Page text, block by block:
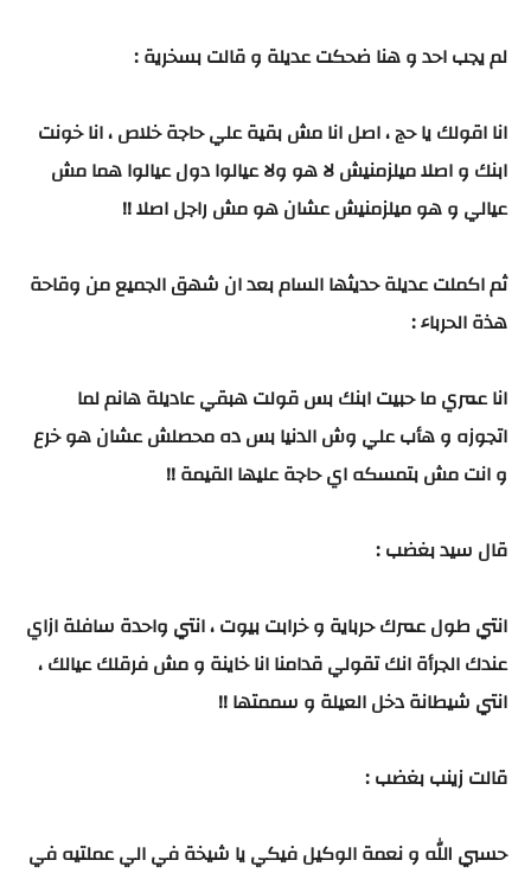
لم يجب احد و هنا ضحكت عديلة و قالت بسخرية :
انا اقولك يا حج ، اصل انا مش بقية علي حاجة خلاص ، انا خونت
ابنك و اصلا ميلزمنيش لا هو ولا عيالوا دول عيالوا هما مش
عيالي و هو ميلزمنيش عشان هو مش راجل اصلا !!
ثم اكملت عديلة حديثها السام بعد ان شهق الجميع من وقاحة
هذة الحرباء :
انا عمري ما حبيت ابنك بس قولت هبقي عاديلة هانم لما
اتجوزه و هأب علي وش الدنيا بس ده محصلش عشان هو خرع
و انت مش بتمسكه اي حاجة عليها القيمة !!
قال سيد بغضب :
انتي طول عمرك حرباية و خرابت بيوت ، انتي واحدة سافلة ازاي
عندك الجرأة انك تقولي قدامنا انا خاينة و مش فرقلك عيالك ،
انتي شيطانة دخل العيلة و سممتها !!
قالت زينب بغضب :
حسبي الله و نعمة الوكيل فيكي يا شيخة في الي عملتيه في